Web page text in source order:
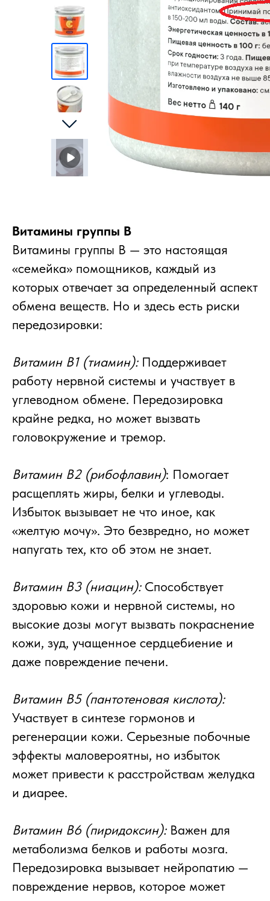
Витамины группы B
Витамины группы B — это настоящая
«семейка» помощников, каждый из
которых отвечает за определенный аспект
обмена веществ. Но и здесь есть риски
передозировки:
Витамин B1 (тиамин):Поддерживает
работу нервной системы и участвует в
углеводном обмене. Передозировка
крайне редка, но может вызвать
головокружение и тремор.
Витамин B2 (рибофлавин): Помогает
расщеплять жиры, белки и углеводы.
Избыток вызывает не что иное, как
«желтую мочу». Это безвредно, но может
напугать тех, кто об этом не знает.
Витамин B3 (ниацин):Способствует
здоровью кожи и нервной системы, но
высокие дозы могут вызвать покраснение
кожи, зуд, учащенное сердцебиение и
даже повреждение печени.
Витамин B5 (пантотеновая кислота):
Участвует в синтезе гормонов и
регенерации кожи. Серьезные побочные
эффекты маловероятны, но избыток
может привести к расстройствам желудка
и диарее.
Витамин B6 (пиридоксин):Важен для
метаболизма белков и работы мозга.
Передозировка вызывает нейропатию —
повреждение нервов, которое может